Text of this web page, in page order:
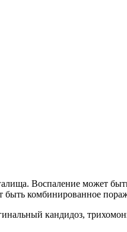
Воспаление может
комбинированное
кандидоз,